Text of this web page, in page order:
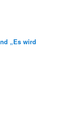
„Es wird